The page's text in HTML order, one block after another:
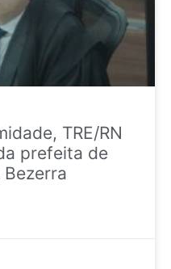
TRE/RN
prefeita de